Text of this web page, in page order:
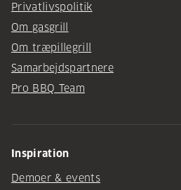
Privatlivspolitik
Om gasgrill
Om træpillegrill
Samarbejdspartnere
Pro BBQ Team
Inspiration
Demoer & events